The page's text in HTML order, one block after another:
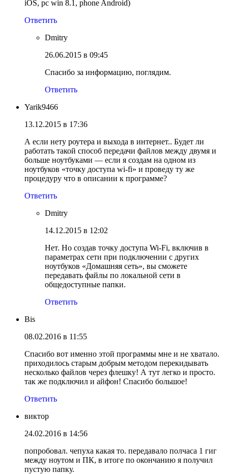
iOS, pc win 8.1, phone Android)
Ответить
Dmitry
26.06.2015 в 09:45
Спасибо за информацию, поглядим.
Ответить
Yarik9466
13.12.2015 в 17:36
А если нету роутера и выхода в интернет.. Будет ли
работать такой способ передачи файлов между двумя и
больше ноутбуками — если я создам на одном из
ноутбуков «точку доступа wi-fi» и проведу ту же
процедуру что в описании к программе?
Ответить
Dmitry
14.12.2015 в 12:02
Нет. Но создав точку доступа Wi-Fi, включив в
параметрах сети при подключении с других
ноутбуков «Домашняя сеть», вы сможете
передавать файлы по локальной сети в
общедоступные папки.
Ответить
Bis
08.02.2016 в 11:55
Спасибо вот именно этой программы мне и не хватало.
приходилось старым добрым методом перекидывать
несколько файлов через флешку! А тут легко и просто.
так же подключил и айфон! Спасибо большое!
Ответить
виктор
24.02.2016 в 14:56
попробовал. чепуха какая то. передавало полчаса 1 гиг
между ноутом и ПК, в итоге по окончанию я получил
пустую папку.